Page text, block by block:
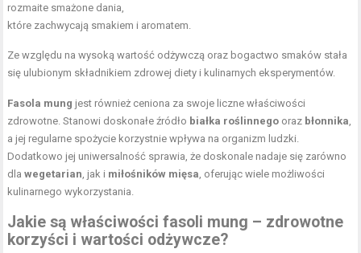
rozmaite smażone dania,
które zachwycają smakiem i aromatem.
Ze względu na wysoką wartość odżywczą oraz bogactwo smaków stała
się ulubionym składnikiem zdrowej diety i kulinarnych eksperymentów.
Fasola mung jest również ceniona za swoje liczne właściwości
zdrowotne. Stanowi doskonałe źródło białka roślinnego oraz błonnika
a jej regularne spożycie korzystnie wpływa na organizm ludzki.
Dodatkowo jej uniwersalność sprawia, że doskonale nadaje się zarówno
dlawegetarian , jak i miłośników mięsa , oferując wiele możliwości
kulinarnego wykorzystania.
Jakie są właściwości fasoli mung – zdrowotne
korzyści i wartości odżywcze?